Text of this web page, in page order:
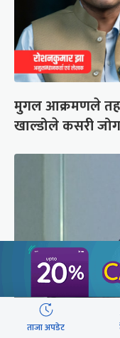
मुगल आक्रमणले
खाल्डोले कसरी
ताजा अपडेट